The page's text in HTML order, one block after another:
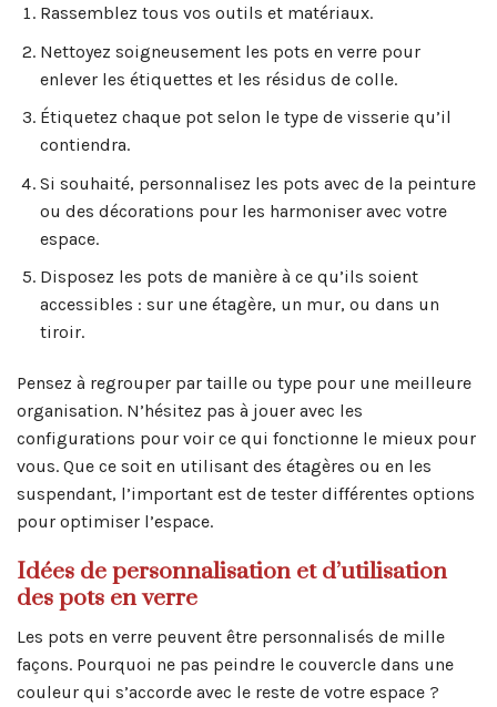
Rassemblez tous vos outils et matériaux.
Nettoyez soigneusement les pots en verre pour
enlever les étiquettes et les résidus de colle.
Étiquetez chaque pot selon le type de visserie qu’il
contiendra.
Si souhaité, personnalisez les pots avec de la peinture
ou des décorations pour les harmoniser avec votre
espace.
Disposez les pots de manière à ce qu’ils soient
accessibles : sur une étagère, un mur, ou dans un
tiroir.
Pensez à regrouper par taille ou type pour une meilleure
organisation. N’hésitez pas à jouer avec les
configurations pour voir ce qui fonctionne le mieux pour
vous. Que ce soit en utilisant des étagères ou en les
suspendant, l’important est de tester différentes options
pour optimiser l’espace.
Idées de personnalisation et d’utilisation
des pots en verre
Les pots en verre peuvent être personnalisés de mille
façons. Pourquoi ne pas peindre le couvercle dans une
couleur qui s’accorde avec le reste de votre espace ?